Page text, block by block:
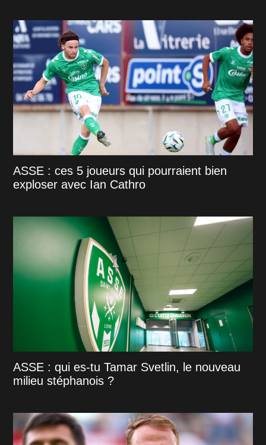
ASSE : ces 5 joueurs qui pourraient bien
exploser avec Ian Cathro
ASSE : qui es-tu Tamar Svetlin, le nouveau
milieu stéphanois ?